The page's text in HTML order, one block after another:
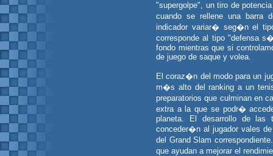
"supergolpe", un tiro de
cuando se rellene una barra
indicador variar� seg�n el
corresponde al tipo "defensa
fondo mientras que si
de juego de saque y volea.
El coraz�n del modo para un
m�s alto del ranking a un
preparatorios que culminan en
extra a la que se podr�
planeta. El desarrollo de las
conceder�n al jugador vales
del Grand Slam
que ayudan a mejorar el